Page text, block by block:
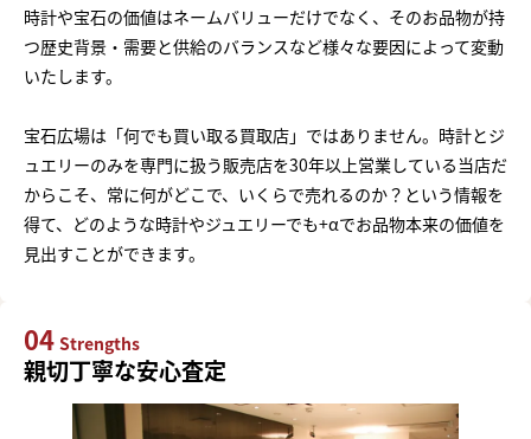
時計や宝石の価値はネームバリューだけでなく、そのお品物が持
つ歴史背景・需要と供給のバランスなど様々な要因によって変動
いたします。
宝石広場は「何でも買い取る買取店」ではありません。時計とジ
ュエリーのみを専門に扱う販売店を30年以上営業している当店だ
からこそ、常に何がどこで、いくらで売れるのか？という情報を
得て、どのような時計やジュエリーでも+αでお品物本来の価値を
見出すことができます。
04 Strengths
親切丁寧な安心査定